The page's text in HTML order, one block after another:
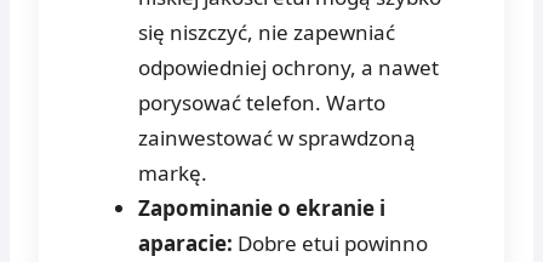
się niszczyć, nie zapewniać
odpowiedniej ochrony, a nawet
porysować telefon. Warto
zainwestować w sprawdzoną
markę.
Zapominanie o ekranie i
aparacie: Dobre etui powinno